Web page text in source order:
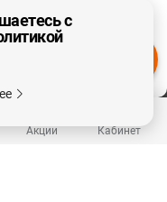
Акции Кабинет
с